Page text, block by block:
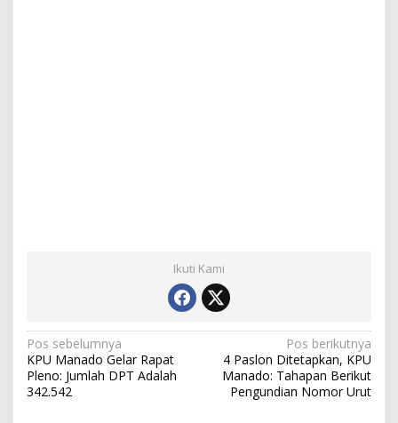
Ikuti Kami
N
a
v
Pos sebelumnya
KPU Manado Gelar Rapat
Pleno: Jumlah DPT Adalah
342.542
Pos berikutnya
4 Paslon Ditetapkan, KPU
Manado: Tahapan Berikut
Pengundian Nomor Urut